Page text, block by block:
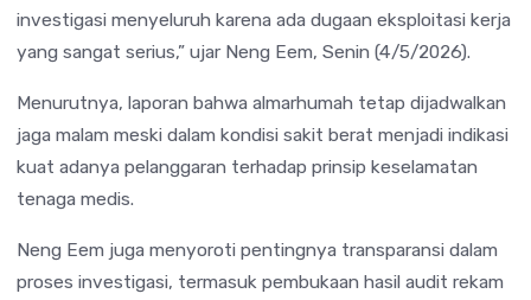
investigasi menyeluruh karena ada dugaan eksploitasi kerja
yang sangat serius,” ujar Neng Eem, Senin (4/5/2026).
Menurutnya, laporan bahwa almarhumah tetap dijadwalkan
jaga malam meski dalam kondisi sakit berat menjadi indikasi
kuat adanya pelanggaran terhadap prinsip keselamatan
tenaga medis.
Neng Eem juga menyoroti pentingnya transparansi dalam
proses investigasi, termasuk pembukaan hasil audit rekam